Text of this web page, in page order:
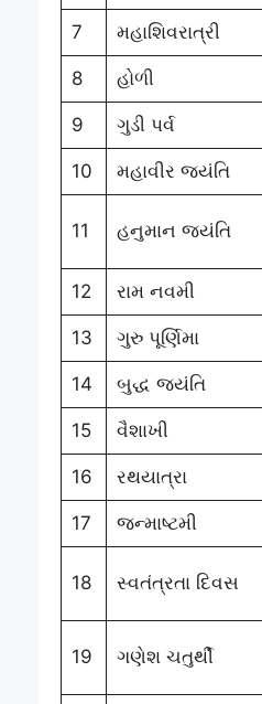
7 મહાશિવરાત્રી
8 હોળી
9 ગુડી પર્વ
10 મહાવીર જયંતિ
11 હનુમાન જયંતિ
12 રામ નવમી
13 ગુરુ પૂર્ણિમા
14 બુદ્ધ જયંતિ
15 વૈશાખી
16 રથયાત્રા
17 જન્માષ્ટમી
18 સ્વતંત્રતા દિવસ
19 ગણેશ ચતુર્થી